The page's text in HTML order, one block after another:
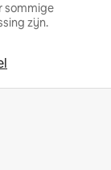
sommige
zijn.